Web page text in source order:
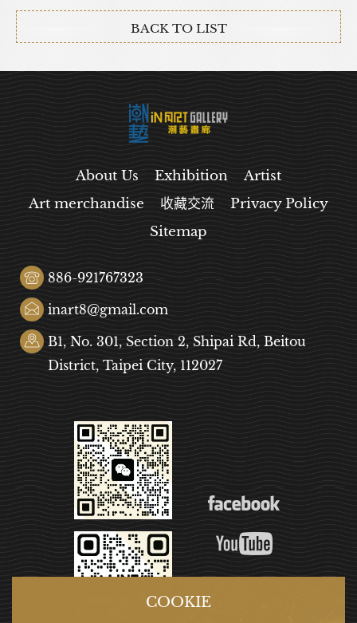
COOKIE
BACK TO LIST
About Us Exhibition
Artist
Art merchandise
收藏交流
Privacy Policy
Sitemap
886-921767323
inart8@gmail.com
B1, No. 301, Section 2, Shipai Rd, Beitou
District, Taipei City, 112027